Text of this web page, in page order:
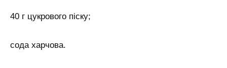
40 г цукрового піску;
сода харчова.